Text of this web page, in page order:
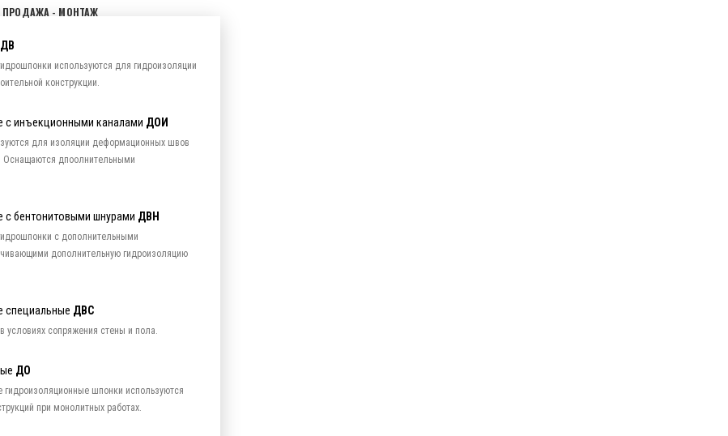
ПРОДАЖА - МОНТАЖ
ДВ
используются для гидроизоляции
конструкции.
с инъекционными каналами ДОИ
для изоляции деформационных швов
Оснащаются дпоолнительными
бентонитовыми шнурами ДВН
с дополнительными
дополнительную гидроизоляцию
специальные ДВС
условиях сопряжения стены и пола.
ДО
шпонки используются
при монолитных работах.